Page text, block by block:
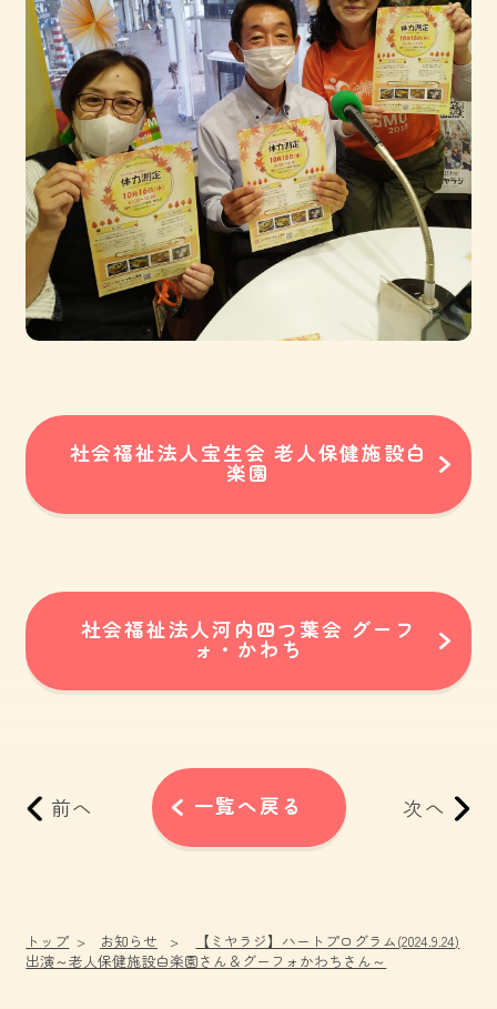
社会福祉法人宝生会 老人保健施設白
楽園
社会福祉法人河内四つ葉会 グーフ
ォ・かわち
前へ 一覧へ戻る 次へ
トップ お知らせ
【ミヤラジ】ハートプログラム(2024.9.24)
出演～老人保健施設白楽園さん＆グーフォかわちさん～